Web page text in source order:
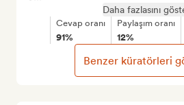
Daha fazlasını
Cevap oranı
91%
Paylaşım oranı
12%
Benzer küratörleri